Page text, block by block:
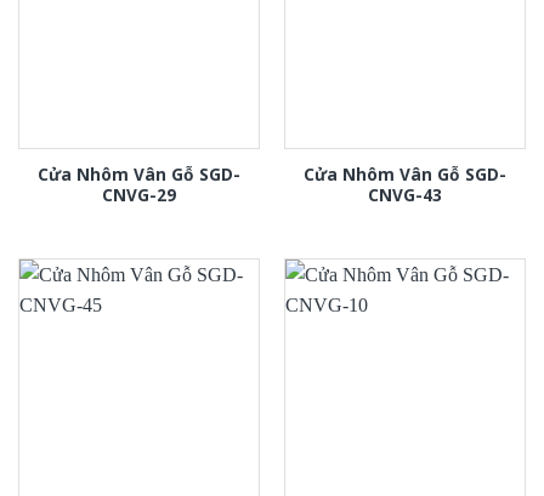
Cửa Nhôm Vân Gỗ SGD-
CNVG-29
Cửa Nhôm Vân Gỗ SGD-
CNVG-43